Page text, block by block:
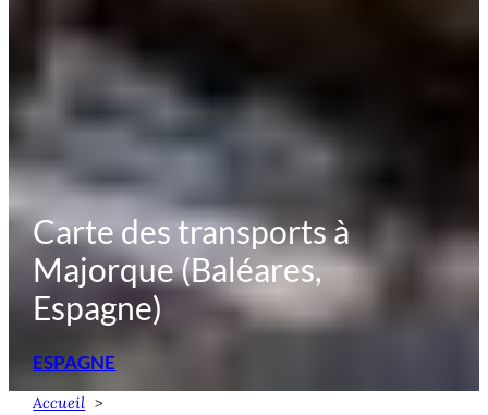
Carte des transports à
Majorque (Baléares,
Espagne)
ESPAGNE
Accueil